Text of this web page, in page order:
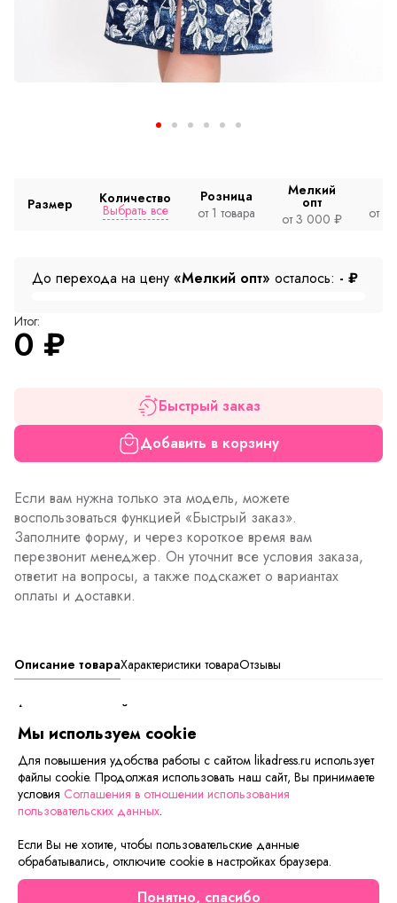
Размер Количество
Выбрать все
Розница
от 1 товара
Мелкий
опт
от 3 000 ₽
от
До перехода на цену «Мелкий опт» осталось: - ₽
Итог:
0 ₽
Быстрый заказ
Добавить в корзину
Если вам нужна только эта модель, можете
воспользоваться функцией «Быстрый заказ».
Заполните форму, и через короткое время вам
перезвонит менеджер. Он уточнит все условия заказа,
ответит на вопросы, а также подскажет о вариантах
оплаты и доставки.
Описание товараХарактеристики товараОтзывы
Длина изделий по спинке р-р
48-50-98 см.,
56-58-102 см.
Сейчас на сайте смотрят
Скидка
Осталось мало
Мы используем cookie
Для повышения удобства работы с сайтом likadress.ru использует
файлы cookie. Продолжая использовать наш сайт, Вы принимаете
условия Соглашения в отношении использования
пользовательских данных.
Если Вы не хотите, чтобы пользовательские данные
обрабатывались, отключите cookie в настройках браузера.
Понятно, спасибо